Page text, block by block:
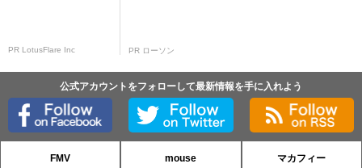
PR LotusFlare Inc PR ローソン
公式アカウントをフォローして最新情報を手に入れよう
FMV mouse マカフィー